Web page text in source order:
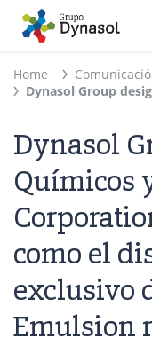
Home
Dynasol
Químicos
como el
exclusivo
Emulsion